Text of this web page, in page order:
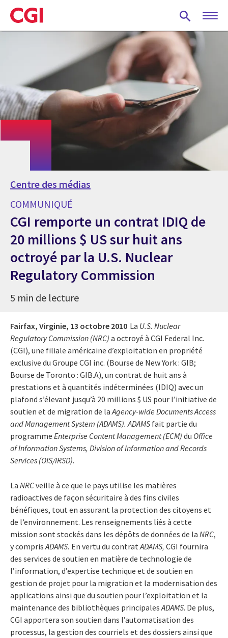
Skip
to
main
Centre des médias
COMMUNIQUÉ
CGI remporte un contrat IDIQ de
20 millions $ US sur huit ans
octroyé par la U.S. Nuclear
Regulatory Commission
5 min de lecture
Fairfax, Virginie, 13 octobre 2010 La U.S. Nuclear
Regulatory Commission (NRC) a octroyé à CGI Federal Inc.
(CGI), une filiale américaine d’exploitation en propriété
exclusive du Groupe CGI inc. (Bourse de New York : GIB;
Bourse de Toronto : GIB.A), un contrat de huit ans à
prestations et à quantités indéterminées (IDIQ) avec un
plafond s’élevant jusqu’à 20 millions $ US pour l’initiative de
soutien et de migration de la Agency-wide Documents Access
and Management System (ADAMS). ADAMS fait partie du
programme Enterprise Content Management (ECM) du Office
of Information Systems, Division of Information and Records
Services (OIS/IRSD).
La NRCveille à ce que le pays utilise les matières
radioactives de façon sécuritaire à des fins civiles
bénéfiques, tout en assurant la protection des citoyens et
de l’environnement. Les renseignements liés à cette
mission sont stockés dans les dépôts de données de la NRC,
y compris ADAMS. En vertu du contrat ADAMS, CGI fournira
des services de soutien en matière de technologie de
l’information, d’expertise technique et de soutien en
gestion de projet pour la migration et la modernisation des
applications ainsi que du soutien pour l’exploitation et la
maintenance des bibliothèques principales ADAMS. De plus,
CGI apportera son soutien dans l’automatisation des
processus, la gestion des courriels et des dossiers ainsi que